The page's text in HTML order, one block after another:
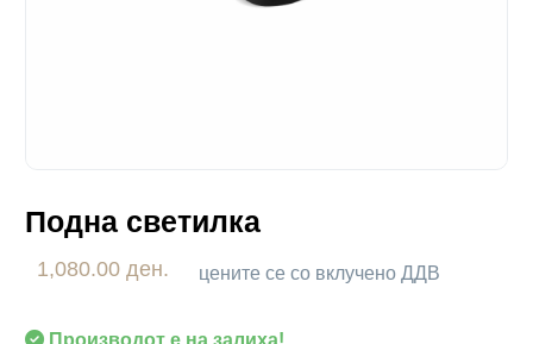
Подна светилка
1,080.00 ден. цените се со вклучено ДДВ
Производот е на залиха!